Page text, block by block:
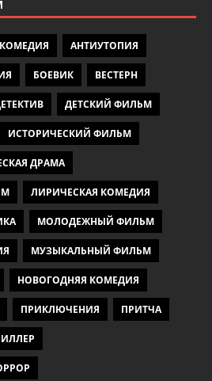
АНТИУТОПИЯ
БОЕВИК ВЕСТЕРН
ДЕТСКИЙ ФИЛЬМ
ИСТОРИЧЕСКИЙ ФИЛЬМ
ДРАМА
ЛИРИЧЕСКАЯ КОМЕДИЯ
МОЛОДЕЖНЫЙ ФИЛЬМ
МУЗЫКАЛЬНЫЙ ФИЛЬМ
НОВОГОДНЯЯ КОМЕДИЯ
ПРИКЛЮЧЕНИЯ ПРИТЧА